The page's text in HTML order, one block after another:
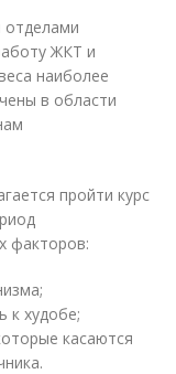
отделами
ЖКТ и
наиболее
в области
пройти курс
факторов:
к худобе;
касаются